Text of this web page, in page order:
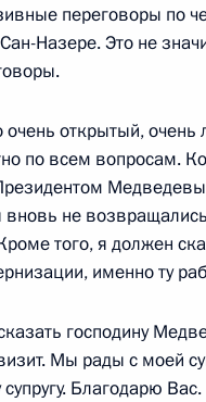
на совещании
Карачаево-
на совещании
федеральном
19:00 Нальчик
отчёт о
Северо-
переговоры по
Назере. Это не
открытый, очень
по всем вопросам.
не
того, я должен
именно ту
господину
Мы рады с моей
Благодарю Вас.